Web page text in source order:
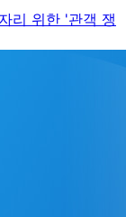
리 위한 '관객 쟁